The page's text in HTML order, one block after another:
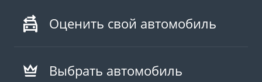
Оценить свой автомобиль
Выбрать автомобиль